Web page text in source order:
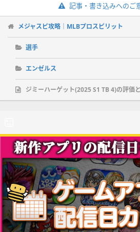
記事・書き込みへのご
メジャスピ攻略｜MLBプロスピリット
選手
エンゼルス
ジミーハーゲット(2025 S1 TB 4)の評価